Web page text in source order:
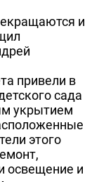
и
привели в
сада
укрытием
этого
освещение и